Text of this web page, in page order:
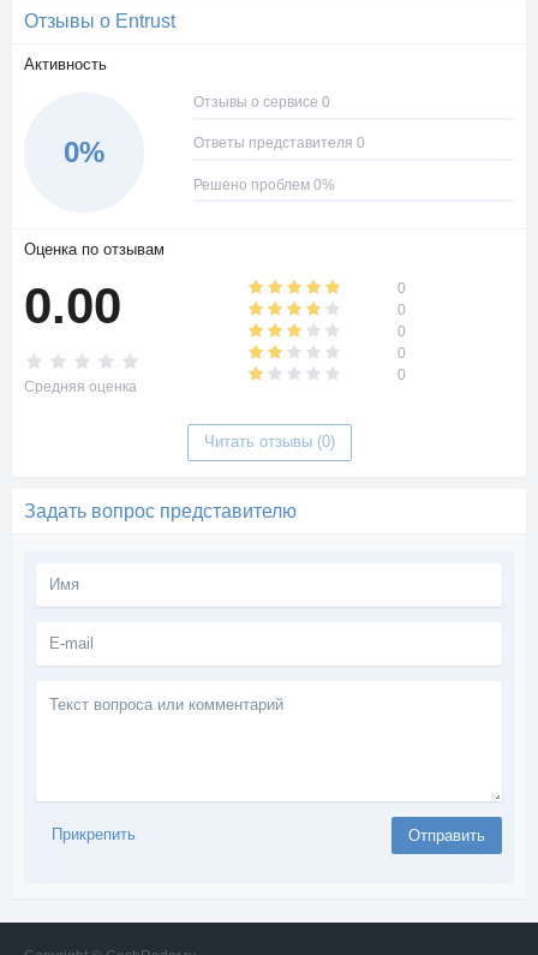
Отзывы о Entrust
Активность
0%
Отзывы о сервисе 0
Ответы представителя 0
Решено проблем 0%
Оценка по отзывам
0.00
Средняя оценка
0
0
0
0
0
Читать отзывы (0)
Задать вопрос представителю
вопроса
Отправить
Прикрепить